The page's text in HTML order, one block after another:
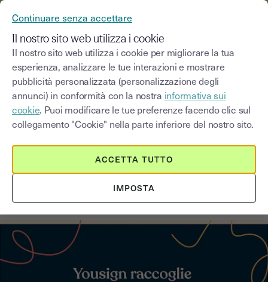
Blog
Seleziona una categoria Saisissez un terme
Youtrust raccoglie 30 Mln per la
digitalizzazione delle PMI
Continuare senza accettare
Il nostro sito web utilizza i cookie
Il nostro sito web utilizza i cookie per migliorare la tua
esperienza, analizzare le tue interazioni e mostrare
pubblicità personalizzata (personalizzazione degli
annunci) in conformità con la nostra informativa sui
cookie. Puoi modificare le tue preferenze facendo clic sul
collegamento "Cookie" nella parte inferiore del nostro sito.
IMPOSTA
ACCETTA TUTTO